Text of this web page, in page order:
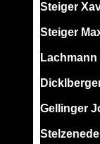
Steiger
Steiger
Gellinger